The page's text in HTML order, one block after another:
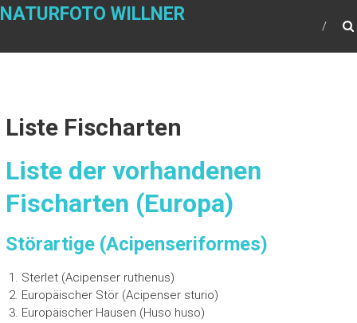
NATURFOTO WILLNER
Liste Fischarten
Liste der vorhandenen
Fischarten (Europa)
Störartige (Acipenseriformes)
Sterlet (Acipenser ruthenus)
Europäischer Stör (Acipenser sturio)
Europäischer Hausen (Huso huso)